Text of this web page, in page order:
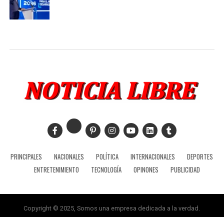
PRINCIPALES NACIONALES POLÍTICA INTERNACIONALES
DEPORTES
ENTRETENIMIENTO
TECNOLOGÍA OPINONES PUBLICIDAD
Copyright © 2025, Somos una empresa dedicada a la verdad.